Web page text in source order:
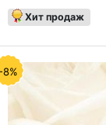
Хит продаж
8%